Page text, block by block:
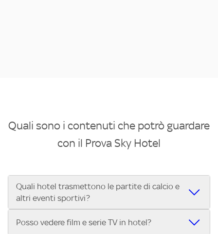
Quali sono i contenuti che potrò guardare
con il Prova Sky Hotel
Quali hotel trasmettono le partite di calcio e
altri eventi sportivi?
Se cerchi un hotel dove poter vedere le partite di Serie A,
Posso vedere film e serie TV in hotel?